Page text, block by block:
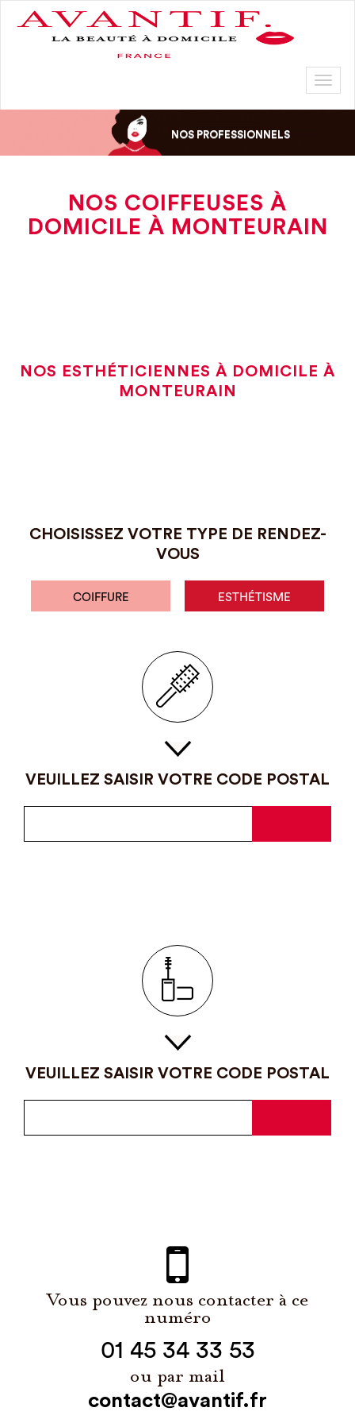
NOS PROFESSIONNELS
NOS COIFFEUSES À
DOMICILE À MONTEURAIN
NOS ESTHÉTICIENNES À DOMICILE À
MONTEURAIN
CHOISISSEZ VOTRE TYPE DE RENDEZ-
VOUS
COIFFURE ESTHÉTISME
VEUILLEZ SAISIR VOTRE CODE POSTAL
VEUILLEZ SAISIR VOTRE CODE POSTAL
Vous pouvez nous contacter à ce
numéro
01 45 34 33 53
ou par mail
contact@avantif.fr